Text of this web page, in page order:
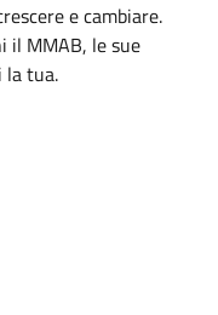
e cambiare.
il MMAB, le sue
la tua.